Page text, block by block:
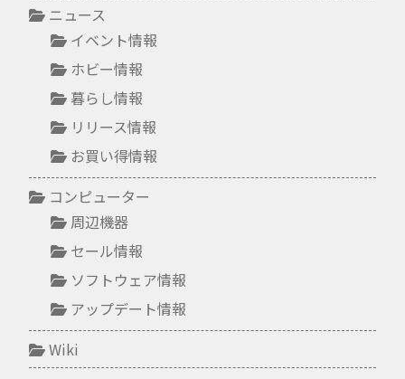
ニュース
イベント情報
ホビー情報
暮らし情報
リリース情報
お買い得情報
コンピューター
周辺機器
セール情報
ソフトウェア情報
アップデート情報
Wiki